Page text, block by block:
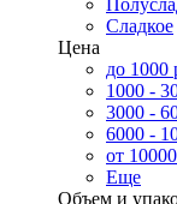
Сладкое
Цена
до 1000
1000 -
3000 -
6000 -
от
Еще
Объем и